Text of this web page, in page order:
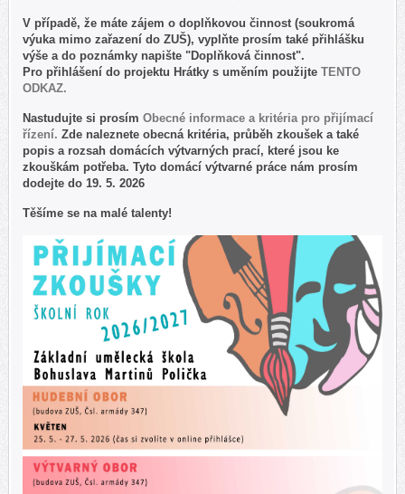
V případě, že máte zájem o doplňkovou činnost (soukromá
výuka mimo zařazení do ZUŠ), vyplňte prosím také přihlášku
výše a do poznámky napište "Doplňková činnost".
Pro přihlášení do projektu Hrátky s uměním použijte TENTO
ODKAZ.
Nastudujte si prosím Obecné informace a kritéria pro přijímací
řízení. Zde naleznete obecná kritéria, průběh zkoušek a také
popis a rozsah domácích výtvarných prací, které jsou ke
zkouškám potřeba. Tyto domácí výtvarné práce nám prosím
dodejte do 19. 5. 2026
Těšíme se na malé talenty!